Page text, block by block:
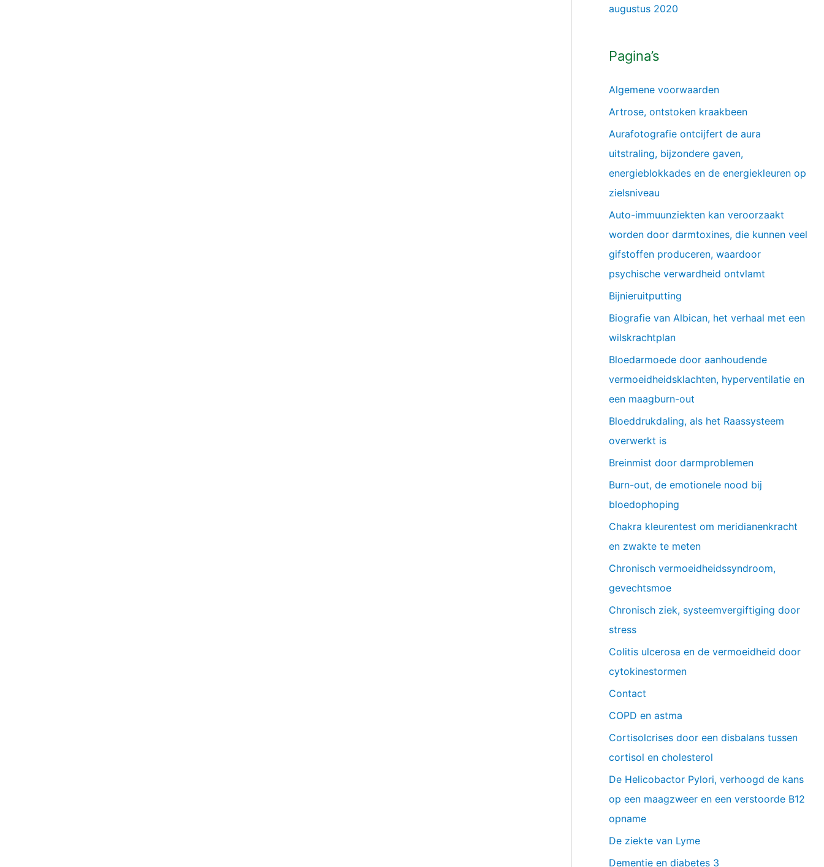
augustus 2020
Pagina’s
Algemene voorwaarden
Artrose, ontstoken kraakbeen
Aurafotografie ontcijfert de aura
uitstraling, bijzondere gaven,
energieblokkades en de energiekleuren op
zielsniveau
Auto-immuunziekten kan veroorzaakt
worden door darmtoxines, die kunnen veel
gifstoffen produceren, waardoor
psychische verwardheid ontvlamt
Bijnieruitputting
Biografie van Albican, het verhaal met een
wilskrachtplan
Bloedarmoede door aanhoudende
vermoeidheidsklachten, hyperventilatie en
een maagburn-out
Bloeddrukdaling, als het Raassysteem
overwerkt is
Breinmist door darmproblemen
Burn-out, de emotionele nood bij
bloedophoping
Chakra kleurentest om meridianenkracht
en zwakte te meten
Chronisch vermoeidheidssyndroom,
gevechtsmoe
Chronisch ziek, systeemvergiftiging door
stress
Colitis ulcerosa en de vermoeidheid door
cytokinestormen
Contact
COPD en astma
Cortisolcrises door een disbalans tussen
cortisol en cholesterol
De Helicobactor Pylori, verhoogd de kans
op een maagzweer en een verstoorde B12
opname
De ziekte van Lyme
Dementie en diabetes 3